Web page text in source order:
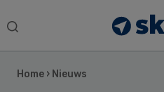
Search
Home › Nieuws
Sidebar